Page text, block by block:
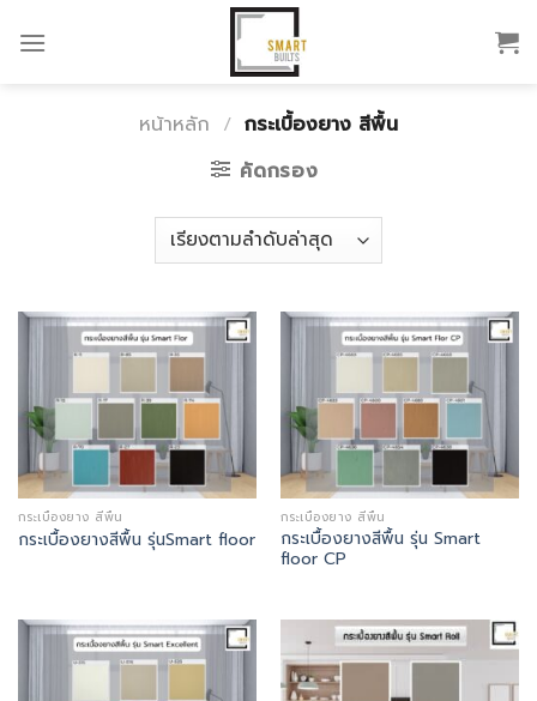
หน้าหลัก / กระเบื้องยาง สีพื้น
คัดกรอง
กระเบื้องยาง สีพื้น
กระเบื้องยางสีพื้น รุ่นSmart floor
กระเบื้องยาง สีพื้น
กระเบื้องยางสีพื้น รุ่น Smart
floor CP